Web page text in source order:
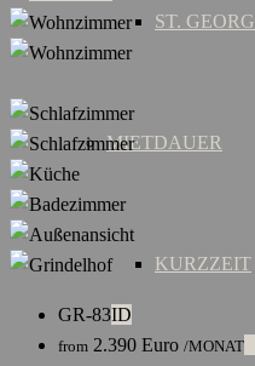
ST. GEORG
MIETDAUER
KURZZEIT
GR-83ID
from 2.390 Euro /MONAT